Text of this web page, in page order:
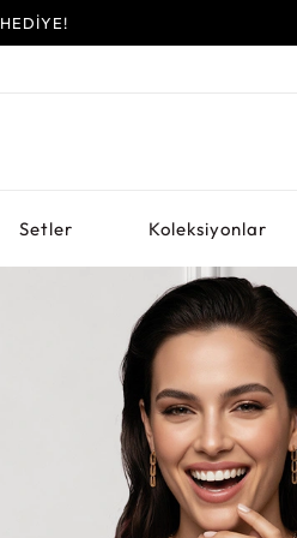
HEDİYE!
Setler Koleksiyonlar